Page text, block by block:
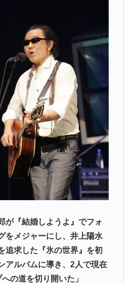
なんで猫はみんな同じ大きさな
ってどうしたらいいの？
いたいんだけど、今のキーボー
理由が見つからない
は北朝鮮」と主張し、チラシを
互RSS
が『結婚しようよ』でフォ
をメジャーにし、井上陽水
追求した『氷の世界』を初
アルバムに導き、2人で現在
の道を切り開いた」